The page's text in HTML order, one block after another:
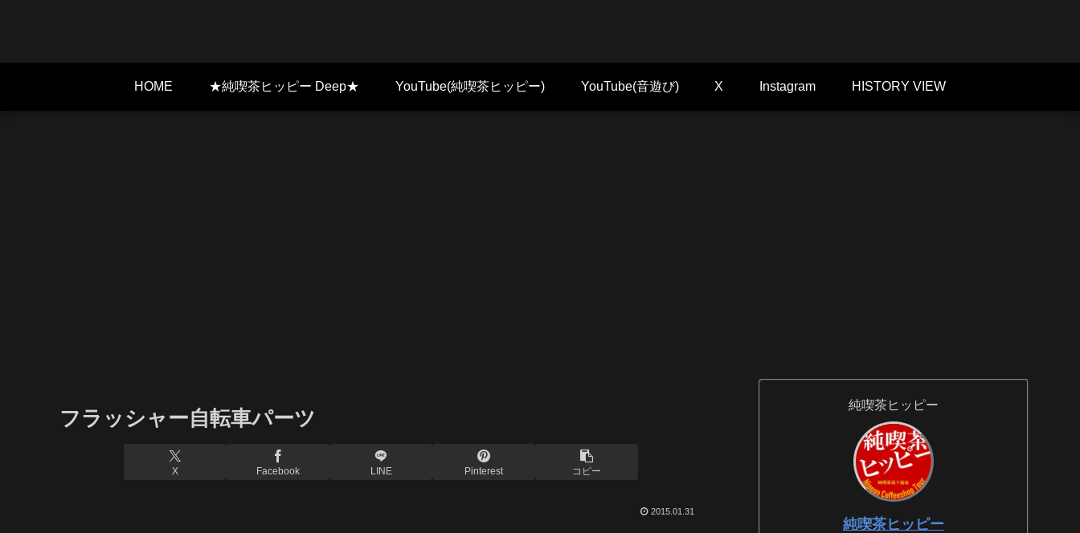
HOME ★純喫茶ヒッピー Deep★ YouTube(純喫茶ヒッピー) YouTube(音遊び) X Instagram HISTORY VIEW
フラッシャー自転車パーツ
X Facebook LINE Pinterest コピー
2015.01.31
純喫茶ヒッピー
純喫茶ヒッピー